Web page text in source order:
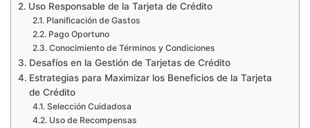
Uso Responsable de la Tarjeta de Crédito
Planificación de Gastos
Pago Oportuno
Conocimiento de Términos y Condiciones
Desafíos en la Gestión de Tarjetas de Crédito
Estrategias para Maximizar los Beneficios de la Tarjeta
de Crédito
Selección Cuidadosa
Uso de Recompensas